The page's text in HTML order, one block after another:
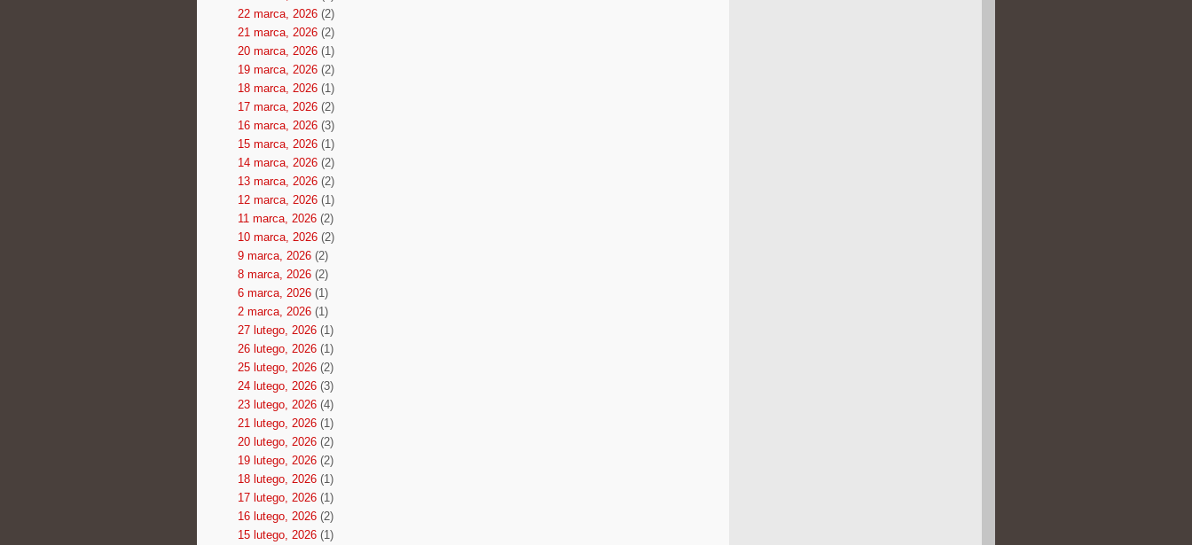
22 marca, 2026(2)
21 marca, 2026(2)
20 marca, 2026(1)
19 marca, 2026(2)
18 marca, 2026(1)
17 marca, 2026(2)
16 marca, 2026(3)
15 marca, 2026(1)
14 marca, 2026(2)
13 marca, 2026(2)
12 marca, 2026(1)
11 marca, 2026(2)
10 marca, 2026(2)
9 marca, 2026(2)
8 marca, 2026(2)
6 marca, 2026(1)
2 marca, 2026(1)
27 lutego, 2026(1)
26 lutego, 2026(1)
25 lutego, 2026(2)
24 lutego, 2026(3)
23 lutego, 2026(4)
21 lutego, 2026(1)
20 lutego, 2026(2)
19 lutego, 2026(2)
18 lutego, 2026(1)
17 lutego, 2026(1)
16 lutego, 2026(2)
15 lutego, 2026(1)